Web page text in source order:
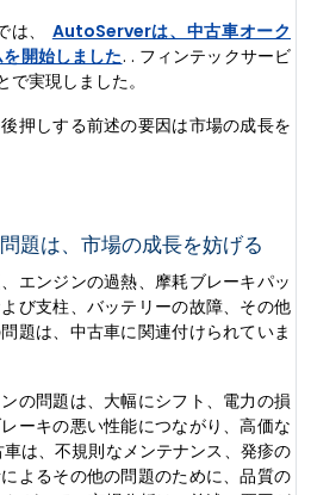
は、 AutoServerは、中古車オーク
開始しました. . フィンテックサービ
実現しました。
押しする前述の要因は市場の成長を
題は、市場の成長を妨げる
エンジンの過熱、摩耗ブレーキパッ
び支柱、バッテリーの故障、その他
題は、中古車に関連付けられていま
の問題は、大幅にシフト、電力の損
ーキの悪い性能につながり、高価な
は、不規則なメンテナンス、発疹の
よるその他の問題のために、品質の